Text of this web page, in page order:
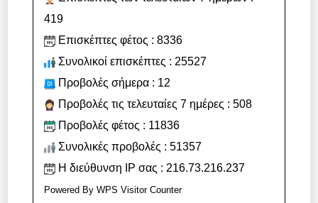
419
Επισκέπτες φέτος : 8336
Συνολικοί επισκέπτες : 25527
Προβολές σήμερα : 12
Προβολές τις τελευταίες 7 ημέρες : 508
Προβολές φέτος : 11836
Συνολικές προβολές : 51357
Η διεύθυνση IP σας : 216.73.216.237
Powered ByWPS Visitor Counter